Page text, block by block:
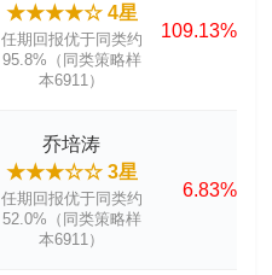
★★★★☆ 4星
任期回报优于同类约
95.8%（同类策略样
本6911）
109.13%
乔培涛
★★★☆☆ 3星
任期回报优于同类约
52.0%（同类策略样
本6911）
6.83%